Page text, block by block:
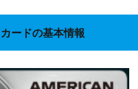
ードの基本情報